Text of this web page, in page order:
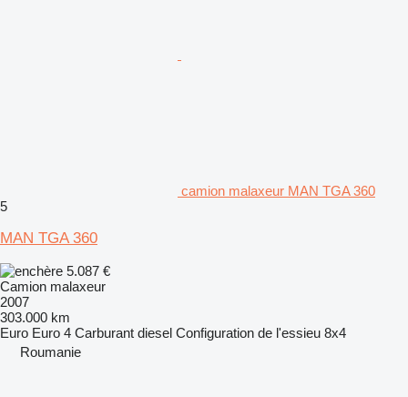
camion malaxeur MAN TGA 360
5
MAN TGA 360
5.087 €
Camion malaxeur
2007
303.000 km
Euro Euro 4 Carburant diesel Configuration de l'essieu 8x4
Roumanie